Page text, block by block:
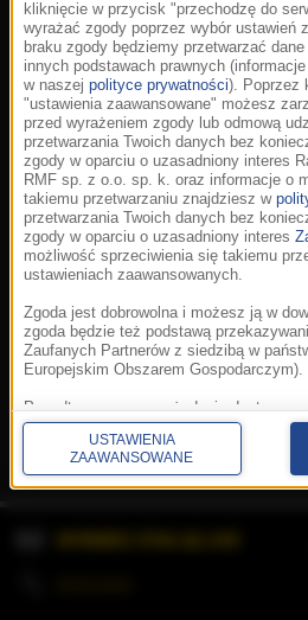
Korzystanie z portalu
Prywatność.Aplikacje.
Fakty Grupa
kliknięcie w przycisk "przechodzę do
wyrażać zgody poprzez wybór ustawień
braku zgody będziemy przetwarzać
innych podstawach prawnych
w naszej polityce prywatności). Poprzez
"ustawienia zaawansowane" możesz
przed wyrażeniem zgody lub odmową
przetwarzania Twoich danych bez
zgody w oparciu o uzasadniony interes
RMF sp. z o.o. sp. k. oraz informacje o
takiemu przetwarzaniu znajdziesz w
przetwarzania Twoich danych bez
zgody w oparciu o uzasadniony interes
możliwość sprzeciwienia się takiemu
ustawieniach zaawansowanych.
Zgoda jest dobrowolna i możesz ją w
zgoda będzie też podstawą
Zaufanych Partnerów z siedzibą w
Europejskim Obszarem Gospodarczym).
Ponadto masz prawo żądania dostępu,
ograniczenia przetwarzania danych, a
Prezesa Urzędu Ochrony Danych
znajdziesz informacje jak wykonać swoje
informacje na temat przetwarzania
USTAWIENIA
ZAAWANSOWANE